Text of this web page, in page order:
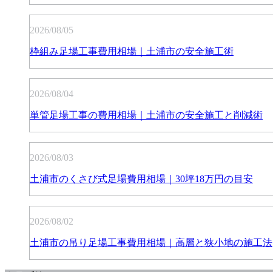
2026/08/05
枠組み足場工事費用相場｜土浦市の安全施工術
2026/08/04
単管足場工事の費用相場｜土浦市の安全施工と削減術
2026/08/03
土浦市のくさび式足場費用相場｜30坪18万円の目安
2026/08/02
土浦市の吊り足場工事費用相場｜高層と狭小地の施工法